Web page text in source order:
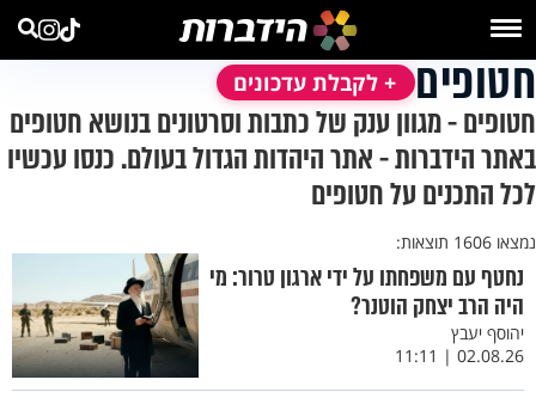
חטופים + לקבלת עדכונים
חטופים - מגוון ענק של כתבות וסרטונים בנושא חטופים
באתר הידברות - אתר היהדות הגדול בעולם. כנסו עכשיו
לכל התכנים על חטופים
נמצאו 1606 תוצאות:
נחטף עם משפחתו על ידי ארגון טרור: מי
היה הרב יצחק הוטנר?
יהוסף יעבץ
02.08.26 | 11:11